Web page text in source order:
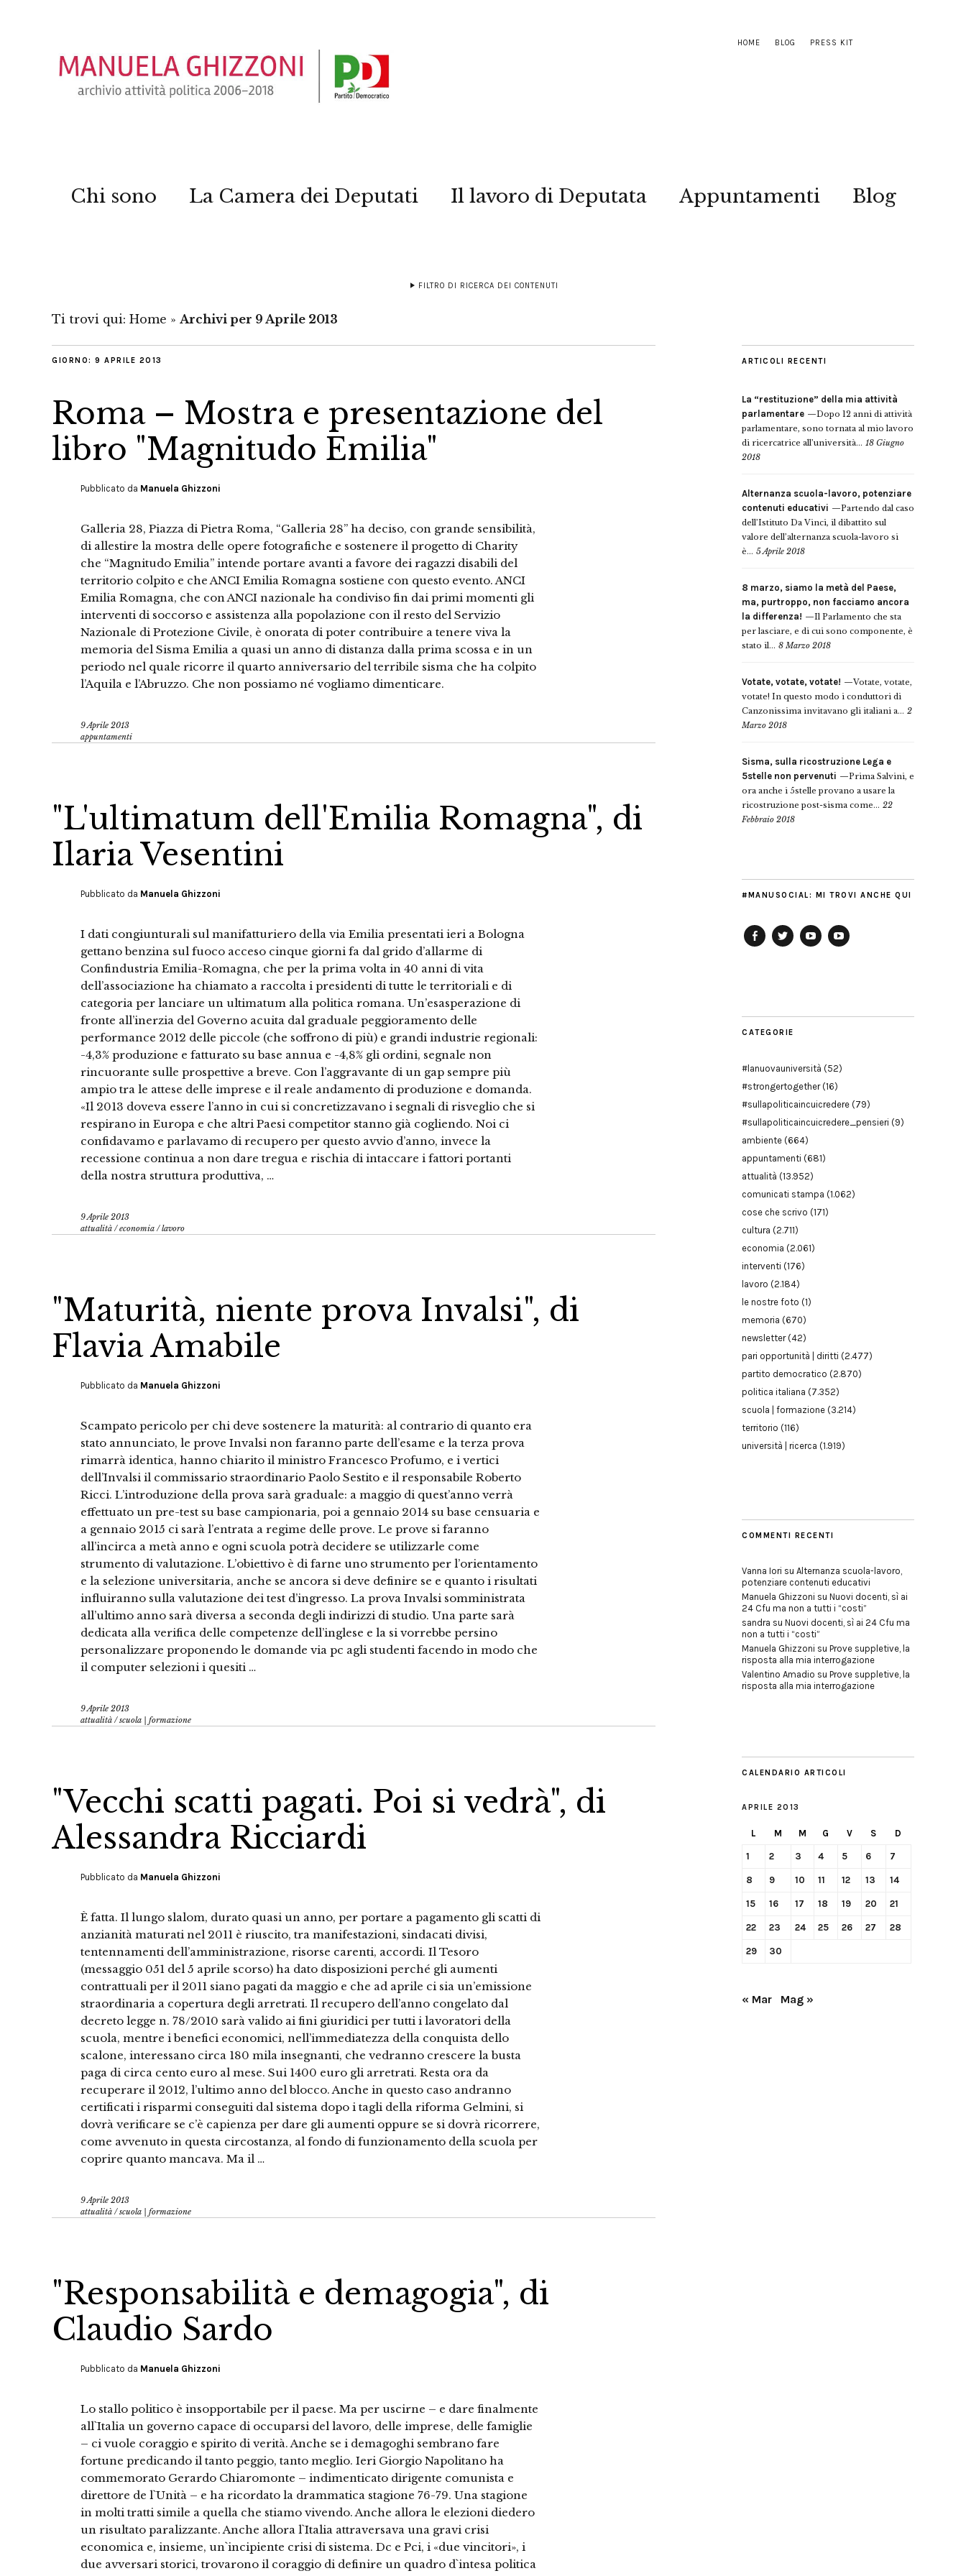
HOME BLOG PRESS KIT
Chi sono La Camera dei Deputati Il lavoro di Deputata Appuntamenti Blog
FILTRO DI RICERCA DEI CONTENUTI
Ti trovi qui: Home » Archivi per 9 Aprile 2013
GIORNO: 9 APRILE 2013
Roma – Mostra e presentazione del
libro "Magnitudo Emilia"
Pubblicato da Manuela Ghizzoni
Galleria 28, Piazza di Pietra Roma, “Galleria 28” ha deciso, con grande sensibilità,
di allestire la mostra delle opere fotografiche e sostenere il progetto di Charity
che “Magnitudo Emilia” intende portare avanti a favore dei ragazzi disabili del
territorio colpito e che ANCI Emilia Romagna sostiene con questo evento. ANCI
Emilia Romagna, che con ANCI nazionale ha condiviso fin dai primi momenti gli
interventi di soccorso e assistenza alla popolazione con il resto del Servizio
Nazionale di Protezione Civile, è onorata di poter contribuire a tenere viva la
memoria del Sisma Emilia a quasi un anno di distanza dalla prima scossa e in un
periodo nel quale ricorre il quarto anniversario del terribile sisma che ha colpito
l’Aquila e l’Abruzzo. Che non possiamo né vogliamo dimenticare.
9 Aprile 2013
appuntamenti
"L'ultimatum dell'Emilia Romagna", di
Ilaria Vesentini
Pubblicato da Manuela Ghizzoni
I dati congiunturali sul manifatturiero della via Emilia presentati ieri a Bologna
gettano benzina sul fuoco acceso cinque giorni fa dal grido d’allarme di
Confindustria Emilia-Romagna, che per la prima volta in 40 anni di vita
dell’associazione ha chiamato a raccolta i presidenti di tutte le territoriali e di
categoria per lanciare un ultimatum alla politica romana. Un’esasperazione di
fronte all’inerzia del Governo acuita dal graduale peggioramento delle
performance 2012 delle piccole (che soffrono di più) e grandi industrie regionali:
-4,3% produzione e fatturato su base annua e -4,8% gli ordini, segnale non
rincuorante sulle prospettive a breve. Con l’aggravante di un gap sempre più
ampio tra le attese delle imprese e il reale andamento di produzione e domanda.
«Il 2013 doveva essere l’anno in cui si concretizzavano i segnali di risveglio che si
respirano in Europa e che altri Paesi competitor stanno già cogliendo. Noi ci
confidavamo e parlavamo di recupero per questo avvio d’anno, invece la
recessione continua a non dare tregua e rischia di intaccare i fattori portanti
della nostra struttura produttiva, …
9 Aprile 2013
attualità /economia /lavoro
"Maturità, niente prova Invalsi", di
Flavia Amabile
Pubblicato da Manuela Ghizzoni
Scampato pericolo per chi deve sostenere la maturità: al contrario di quanto era
stato annunciato, le prove Invalsi non faranno parte dell’esame e la terza prova
rimarrà identica, hanno chiarito il ministro Francesco Profumo, e i vertici
dell’Invalsi il commissario straordinario Paolo Sestito e il responsabile Roberto
Ricci. L’introduzione della prova sarà graduale: a maggio di quest’anno verrà
effettuato un pre-test su base campionaria, poi a gennaio 2014 su base censuaria e
a gennaio 2015 ci sarà l’entrata a regime delle prove. Le prove si faranno
all’incirca a metà anno e ogni scuola potrà decidere se utilizzarle come
strumento di valutazione. L’obiettivo è di farne uno strumento per l’orientamento
e la selezione universitaria, anche se ancora si deve definire se e quanto i risultati
influiranno sulla valutazione dei test d’ingresso. La prova Invalsi somministrata
all’ultimo anno sarà diversa a seconda degli indirizzi di studio. Una parte sarà
dedicata alla verifica delle competenze dell’inglese e la si vorrebbe persino
personalizzare proponendo le domande via pc agli studenti facendo in modo che
il computer selezioni i quesiti …
9 Aprile 2013
attualità /scuola | formazione
"Vecchi scatti pagati. Poi si vedrà", di
Alessandra Ricciardi
Pubblicato da Manuela Ghizzoni
È fatta. Il lungo slalom, durato quasi un anno, per portare a pagamento gli scatti di
anzianità maturati nel 2011 è riuscito, tra manifestazioni, sindacati divisi,
tentennamenti dell’amministrazione, risorse carenti, accordi. Il Tesoro
(messaggio 051 del 5 aprile scorso) ha dato disposizioni perché gli aumenti
contrattuali per il 2011 siano pagati da maggio e che ad aprile ci sia un’emissione
straordinaria a copertura degli arretrati. Il recupero dell’anno congelato dal
decreto legge n. 78/2010 sarà valido ai fini giuridici per tutti i lavoratori della
scuola, mentre i benefici economici, nell’immediatezza della conquista dello
scalone, interessano circa 180 mila insegnanti, che vedranno crescere la busta
paga di circa cento euro al mese. Sui 1400 euro gli arretrati. Resta ora da
recuperare il 2012, l’ultimo anno del blocco. Anche in questo caso andranno
certificati i risparmi conseguiti dal sistema dopo i tagli della riforma Gelmini, si
dovrà verificare se c’è capienza per dare gli aumenti oppure se si dovrà ricorrere,
come avvenuto in questa circostanza, al fondo di funzionamento della scuola per
coprire quanto mancava. Ma il …
9 Aprile 2013
attualità /scuola | formazione
"Responsabilità e demagogia", di
Claudio Sardo
Pubblicato da Manuela Ghizzoni
Lo stallo politico è insopportabile per il paese. Ma per uscirne – e dare finalmente
all`Italia un governo capace di occuparsi del lavoro, delle imprese, delle famiglie
– ci vuole coraggio e spirito di verità. Anche se i demagoghi sembrano fare
fortune predicando il tanto peggio, tanto meglio. Ieri Giorgio Napolitano ha
commemorato Gerardo Chiaromonte – indimenticato dirigente comunista e
direttore de l`Unità – e ha ricordato la drammatica stagione 76-79. Una stagione
in molti tratti simile a quella che stiamo vivendo. Anche allora le elezioni diedero
un risultato paralizzante. Anche allora l`Italia attraversava una gravi crisi
economica e, insieme, un`incipiente crisi di sistema. Dc e Pci, i «due vincitori», i
due avversari storici, trovarono il coraggio di definire un quadro d`intesa politica
ARTICOLI RECENTI
La “restituzione” della mia attività
parlamentare
Dopo 12 anni di attività
parlamentare, sono tornata al mio lavoro
di ricercatrice all’università... 18 Giugno
2018
Alternanza scuola-lavoro, potenziare
contenuti educativi
Partendo dal caso
dell’Istituto Da Vinci, il dibattito sul
valore dell’alternanza scuola-lavoro si
è... 5 Aprile 2018
8 marzo, siamo la metà del Paese,
ma, purtroppo, non facciamo ancora
la differenza!
Il Parlamento che sta
per lasciare, e di cui sono componente, è
stato il... 8 Marzo 2018
Votate, votate, votate!
Votate, votate,
votate! In questo modo i conduttori di
Canzonissima invitavano gli italiani a... 2
Marzo 2018
Sisma, sulla ricostruzione Lega e
5stelle non pervenuti
Prima Salvini, e
ora anche i 5stelle provano a usare la
ricostruzione post-sisma come... 22
Febbraio 2018
#MANUSOCIAL: MI TROVI ANCHE QUI
CATEGORIE
#lanuovauniversità (52)
#strongertogether(16)
#sullapoliticaincuicredere (79)
#sullapoliticaincuicredere_pensieri (9)
ambiente (664)
appuntamenti (681)
attualità (13.952)
comunicati stampa (1.062)
cose che scrivo (171)
cultura (2.711)
economia (2.061)
interventi (176)
lavoro (2.184)
le nostre foto (1)
memoria (670)
newsletter(42)
pari opportunità | diritti (2.477)
partito democratico (2.870)
politica italiana (7.352)
scuola | formazione (3.214)
territorio (116)
università | ricerca (1.919)
COMMENTI RECENTI
Vanna Iori su Alternanza scuola-lavoro,
potenziare contenuti educativi
Manuela Ghizzoni su Nuovi docenti, sì ai
24 Cfu ma non a tutti i “costi”
sandra su Nuovi docenti, sì ai 24 Cfu ma
non a tutti i “costi”
Manuela Ghizzoni su Prove suppletive, la
risposta alla mia interrogazione
Valentino Amadio su Prove suppletive, la
risposta alla mia interrogazione
CALENDARIO ARTICOLI
APRILE 2013
L M M G V S D
1 2 3 4 5 6 7
8 9 10 11 12 13 14
15 16 17 18 19 20 21
22 23 24 25 26 27 28
29 30
« Mar Mag »